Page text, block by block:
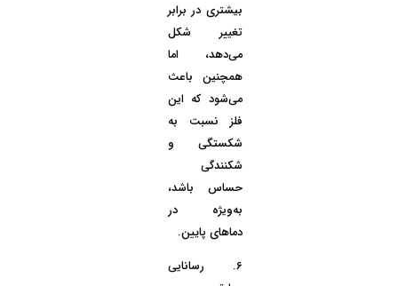
بیشتری در برابر
تغییر شکل
می‌دهد، اما
همچنین باعث
می‌شود که این
فلز نسبت به
شکستگی و
شکنندگی
حساس باشد،
به‌ویژه در
دماهای پایین.
6.
رسانایی